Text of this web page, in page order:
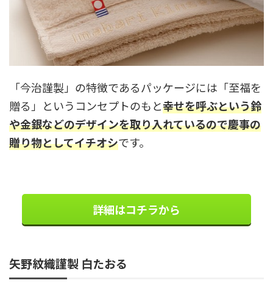
「今治謹製」の特徴であるパッケージには「至福を
贈る」というコンセプトのもと幸せを呼ぶという鈴
や金銀などのデザインを取り入れているので慶事の
贈り物としてイチオシです。
詳細はコチラから
矢野紋織謹製 白たおる